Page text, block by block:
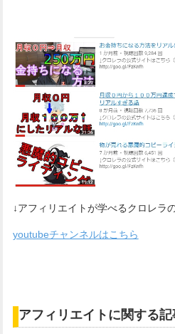
↓アフィリエイトが学べるクロレラ
youtubeチャンネルはこちら
アフィリエイトに関する記